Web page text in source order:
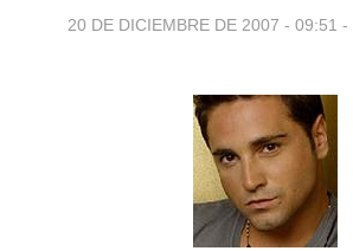
20 DE DICIEMBRE DE 2007 - 09:51 -